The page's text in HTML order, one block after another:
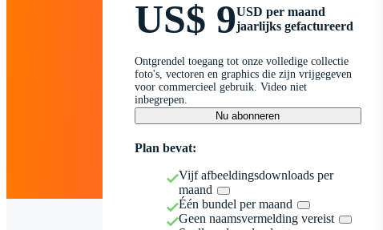
US$ 9USD per maand
jaarlijks gefactureerd
Ontgrendel toegang tot onze volledige collectie
foto's, vectoren en graphics die zijn vrijgegeven
voor commercieel gebruik. Video niet
inbegrepen.
Nu abonneren
Plan bevat:
Vijf afbeeldingsdownloads per
maand
Één bundel per maand
Geen naamsvermelding vereist